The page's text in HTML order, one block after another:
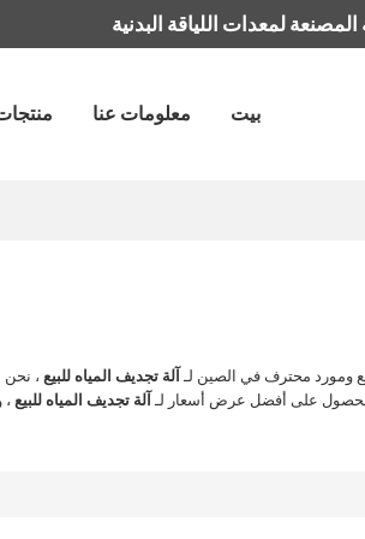
لمعدات اللياقة البدنية
بيت معلومات عنا
ومورد محترف في الصين لـآلة تجديف المياه للبيع ،
للحصول على أفضل عرض أسعار لـآلة تجديف المياه للبيع